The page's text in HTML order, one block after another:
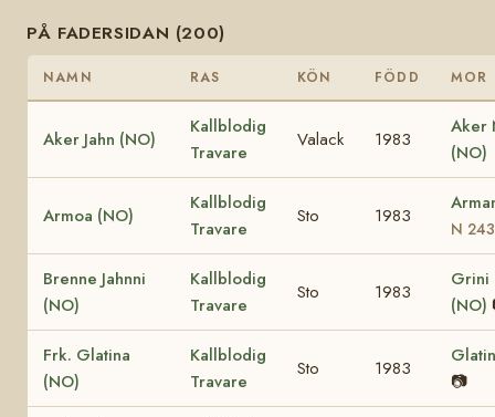
PÅ FADERSIDAN (200)
NAMN RAS KÖN FÖDD MOR
Aker Jahn (NO)
Kallblodig
Travare
Valack 1983
Aker
(NO)
Armoa (NO)
Kallblodig
Travare
Sto 1983
N
Brenne Jahnni
(NO)
Kallblodig
Travare
Sto 1983
Grini
(NO)
Frk. Glatina
(NO)
Kallblodig
Travare
Sto 1983
📷